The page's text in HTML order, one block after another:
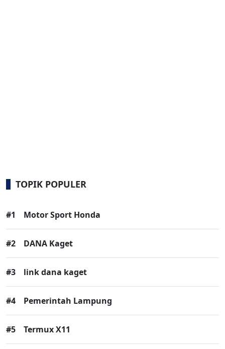
TOPIK POPULER
#1 Motor Sport Honda
#2 DANA Kaget
#3 link dana kaget
#4 Pemerintah Lampung
#5 Termux X11